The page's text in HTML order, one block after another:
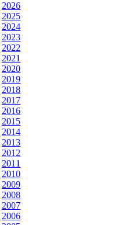
2026
2025
2024
2023
2022
2021
2020
2019
2018
2017
2016
2015
2014
2013
2012
2011
2010
2009
2008
2007
2006